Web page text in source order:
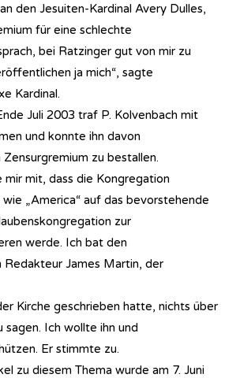
den Jesuiten-Kardinal Avery Dulles,
für eine schlechte
bei Ratzinger gut von mir zu
ja mich“, sagte
Kardinal.
Juli 2003 traf P. Kolvenbach mit
und konnte ihn davon
zu bestallen.
mir mit, dass die Kongregation
„America“ auf das bevorstehende
zur
werde. Ich bat den
James Martin, der
Kirche geschrieben hatte, nichts über
sagen. Ich wollte ihn und
Er stimmte zu.
zu diesem Thema wurde am 7. Juni